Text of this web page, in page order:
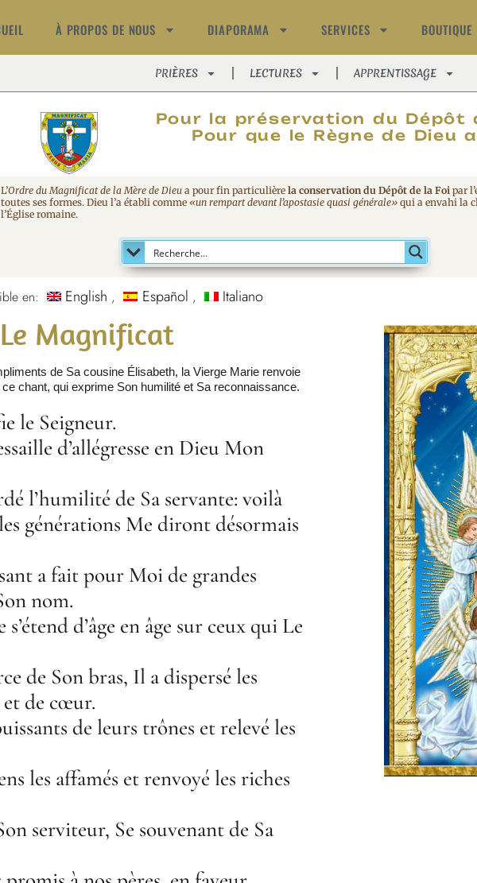
À PROPOS DE NOUS DIAPORAMA SERVICES BOUTIQUE
PRIÈRES LECTURES APPRENTISSAGE
Pour la préservation du Dépôt
Pour que le Règne de Dieu
L’Ordre du Magnificat de la Mère de Dieu a pour fin particulière la conservation du Dépôt de la Foi par
toutes ses formes. Dieu l’a établi comme «un rempart devant l’apostasie quasi générale» qui a envahi la
l’Église romaine.
en: English Español Italiano
Le Magnificat
de Sa cousine Élisabeth, la Vierge Marie renvoie
chant, qui exprime Son humilité et Sa reconnaissance.
le Seigneur.
d’allégresse en Dieu Mon
l’humilité de Sa servante: voilà
générations Me diront désormais
a fait pour Moi de grandes
nom.
d’âge en âge sur ceux qui Le
de Son bras, Il a dispersé les
et de cœur.
de leurs trônes et relevé les
les affamés et renvoyé les riches
serviteur, Se souvenant de Sa